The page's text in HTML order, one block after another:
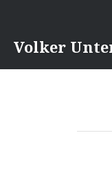
InhaltVolker